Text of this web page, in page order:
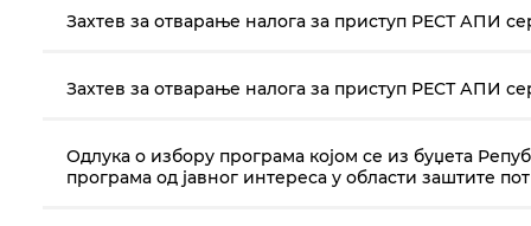
Захтев за отварање налога за приступ РЕСТ АПИ
Захтев за отварање налога за приступ РЕСТ АПИ
Одлука о избору програма којом се из буџета
програма од јавног интереса у области заштите